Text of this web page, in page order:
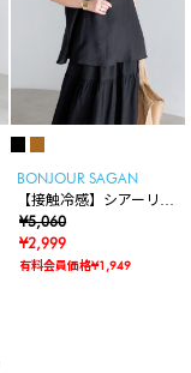
BONJOUR SAGAN
【接触冷感】シアーリネ
ンタッチノースリーブブ
ラウス
¥5,060
¥2,999
有料会員価格¥1,949